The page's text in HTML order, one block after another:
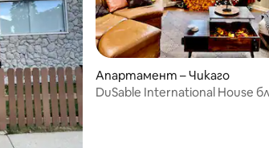
Апартамент – Чикаго
DuSable International House